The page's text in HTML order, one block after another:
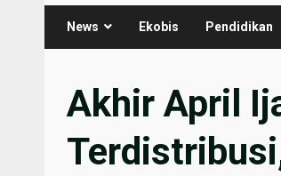
News Ekobis Pendidikan
Akhir April